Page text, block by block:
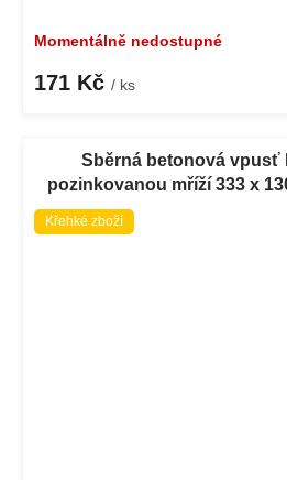
Momentálně nedostupné
171 Kč / ks
Sběrná betonová vpusť
pozinkovanou mříží 333 x
Křehké zboží